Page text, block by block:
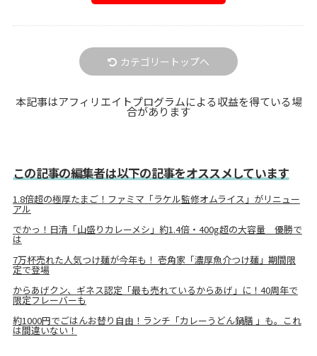
カテゴリートップへ
本記事はアフィリエイトプログラムによる収益を得ている場
合があります
この記事の編集者は以下の記事をオススメしています
1.8倍超の極厚たまご！ファミマ「ラケル監修オムライス」がリニュー
アル
でかっ！日清「山盛りカレーメシ」約1.4倍・400g超の大容量 優勝で
は
7万杯売れた人気つけ麺が今年も！ 壱角家「濃厚魚介つけ麺」期間限
定で登場
からあげクン、ギネス認定「最も売れているからあげ」に！40周年で
限定フレーバーも
約1000円でごはんお替り自由！ランチ「カレーうどん鍋膳 」も。これ
は間違いない！